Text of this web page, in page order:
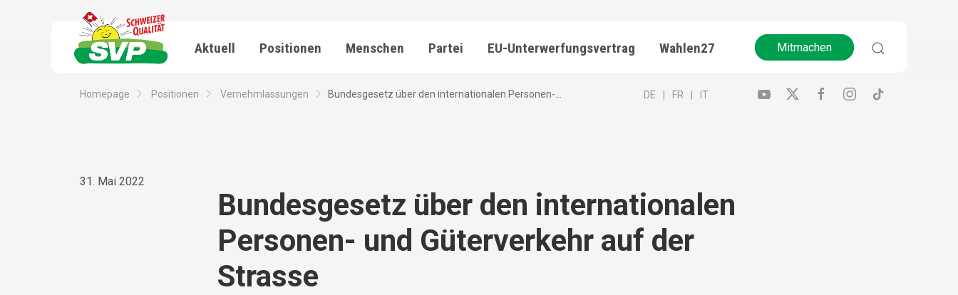
Aktuell Positionen Menschen Partei EU-Unterwerfungsvertrag Wahlen27 Mitmachen
Homepage Positionen Vernehmlassungen Bundesgesetz über den internationalen Personen-... DE FR IT
31. Mai 2022
Bundesgesetz über den internationalen
Personen- und Güterverkehr auf der
Strasse